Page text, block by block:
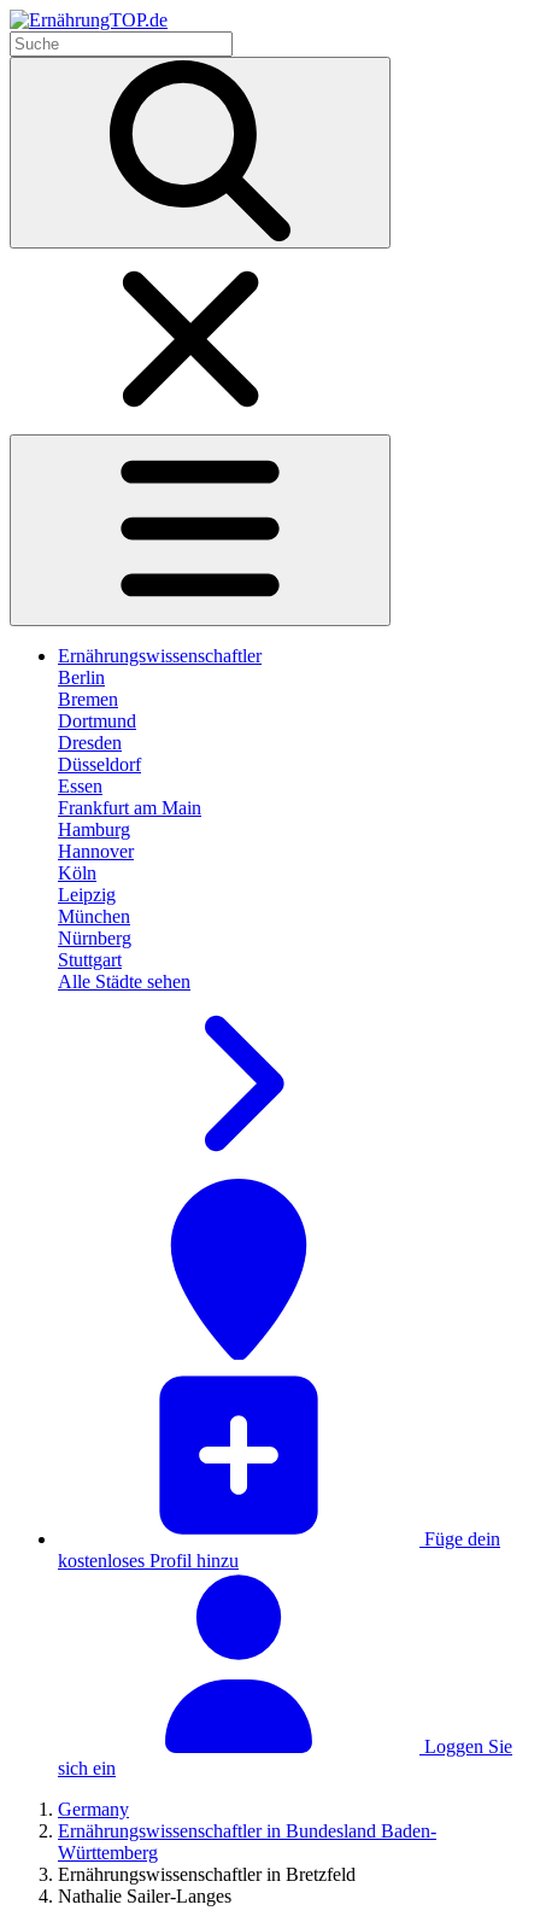
Ernährungswissenschaftler
Berlin
Bremen
Dortmund
Dresden
Düsseldorf
Essen
Frankfurt am Main
Hamburg
Hannover
Köln
Leipzig
München
Nürnberg
Stuttgart
Alle Städte sehen
Füge dein
kostenloses Profil hinzu
Loggen Sie
sich ein
Germany
Ernährungswissenschaftler in Bundesland Baden-
Württemberg
Ernährungswissenschaftler in Bretzfeld
Nathalie Sailer-Langes